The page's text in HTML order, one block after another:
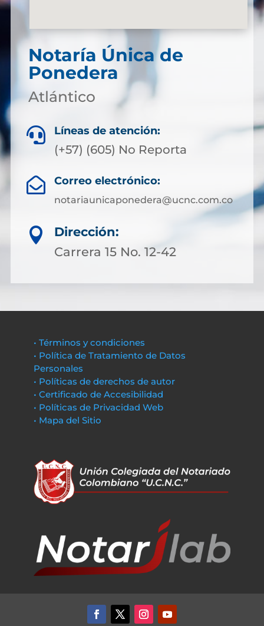
Notaría Única de
Ponedera
Atlántico
 Líneas de atención:
(+57) (605) No Reporta
 Correo electrónico:
notariaunicaponedera@ucnc.com.co

Dirección:
Carrera 15 No. 12-42
• Términos y condiciones
• Política de Tratamiento de Datos
Personales
• Políticas de derechos de autor
• Certificado de Accesibilidad
• Políticas de Privacidad Web
• Mapa del Sitio